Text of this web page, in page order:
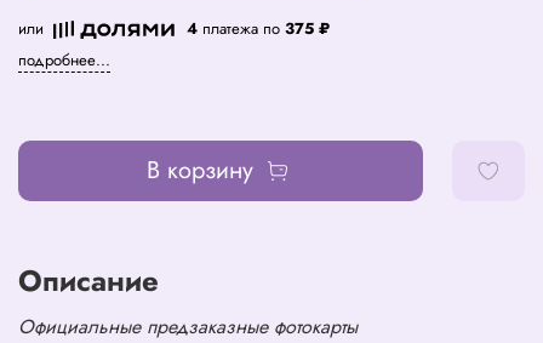
или 4 платежа по 375 ₽
подробнее...
В корзину
Описание
Официальные предзаказные фотокарты